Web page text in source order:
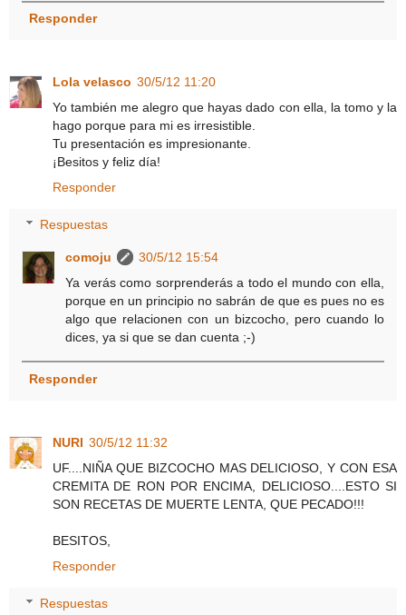
Responder
Lola velasco 30/5/12 11:20
Yo también me alegro que hayas dado con ella, la tomo y la
hago porque para mi es irresistible.
Tu presentación es impresionante.
¡Besitos y feliz día!
Responder
Respuestas
comoju
30/5/12 15:54
Ya verás como sorprenderás a todo el mundo con ella,
porque en un principio no sabrán de que es pues no es
algo que relacionen con un bizcocho, pero cuando lo
dices, ya si que se dan cuenta ;-)
Responder
NURI 30/5/12 11:32
UF....NIÑA QUE BIZCOCHO MAS DELICIOSO, Y CON ESA
CREMITA DE RON POR ENCIMA, DELICIOSO....ESTO SI
SON RECETAS DE MUERTE LENTA, QUE PECADO!!!
BESITOS,
Responder
Respuestas